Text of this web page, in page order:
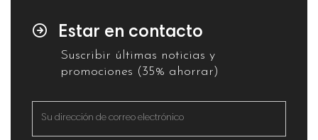
Estar en contacto
Suscribir últimas noticias y
promociones (35% ahorrar)